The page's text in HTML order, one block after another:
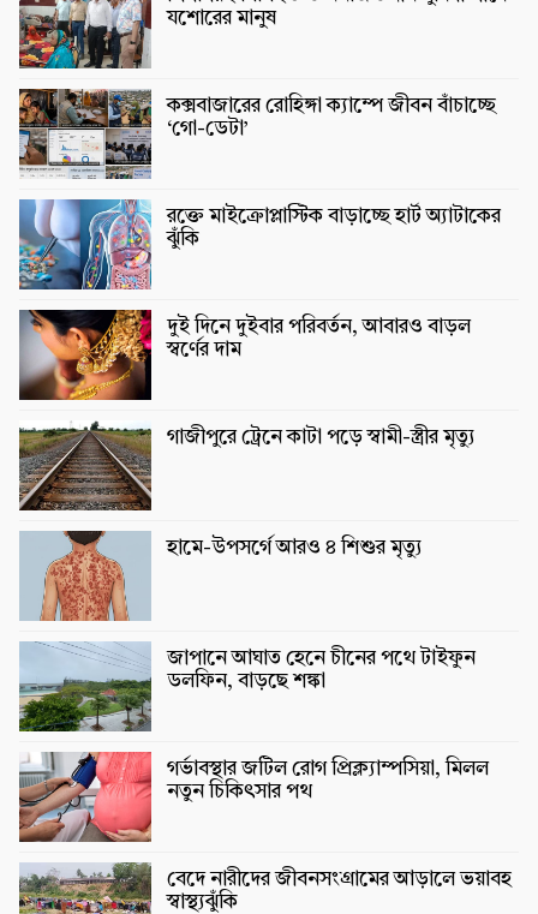
যশোরের মানুষ
কক্সবাজারের রোহিঙ্গা ক্যাম্পে জীবন বাঁচাচ্ছে
‘গো-ডেটা’
রক্তে মাইক্রোপ্লাস্টিক বাড়াচ্ছে হার্ট অ্যাটাকের
ঝুঁকি
দুই দিনে দুইবার পরিবর্তন, আবারও বাড়ল
স্বর্ণের দাম
গাজীপুরে ট্রেনে কাটা পড়ে স্বামী-স্ত্রীর মৃত্যু
হামে-উপসর্গে আরও ৪ শিশুর মৃত্যু
জাপানে আঘাত হেনে চীনের পথে টাইফুন
ডলফিন, বাড়ছে শঙ্কা
গর্ভাবস্থার জটিল রোগ প্রিক্ল্যাম্পসিয়া, মিলল
নতুন চিকিৎসার পথ
বেদে নারীদের জীবনসংগ্রামের আড়ালে ভয়াবহ
স্বাস্থ্যঝুঁকি